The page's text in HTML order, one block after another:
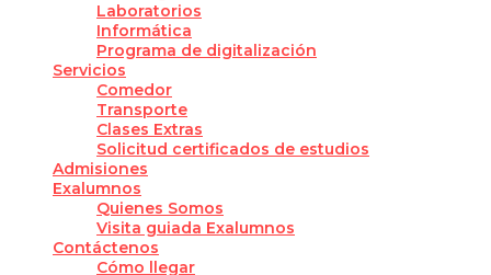
Laboratorios
Informática
Programa de digitalización
Servicios
Comedor
Transporte
Clases Extras
Solicitud certificados de estudios
Admisiones
Exalumnos
Quienes Somos
Visita guiada Exalumnos
Contáctenos
Cómo llegar